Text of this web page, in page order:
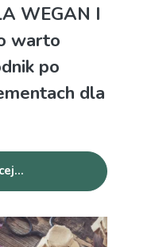
WEGAN I
warto
po
dla